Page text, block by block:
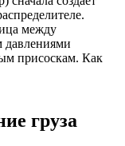
между
присоскам. Как
груза